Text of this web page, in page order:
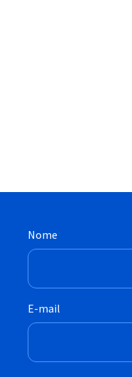
Nome
E-mail